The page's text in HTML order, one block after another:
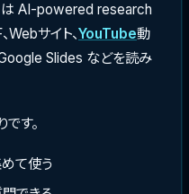
は AI-powered research
サイト、YouTube動
Google Slides などを読み
す。
て使う